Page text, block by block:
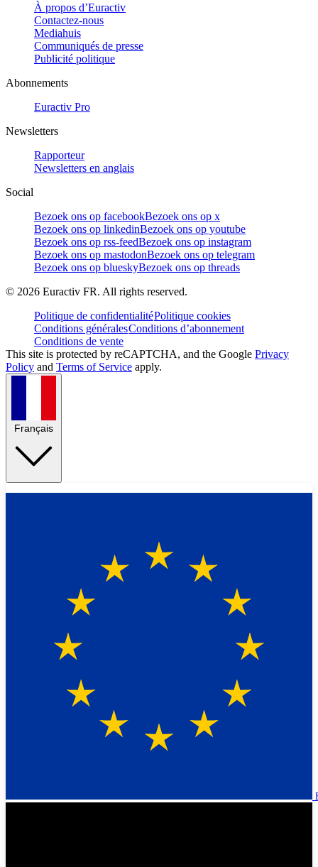
À propos d’Euractiv
Contactez-nous
Mediahuis
Communiqués de presse
Publicité politique
Abonnements
Euractiv Pro
Newsletters
Rapporteur
Newsletters en anglais
Social
Bezoek ons op facebookBezoek ons op x
Bezoek ons op linkedinBezoek ons op youtube
Bezoek ons op rss-feedBezoek ons op instagram
Bezoek ons op mastodonBezoek ons op telegram
Bezoek ons op blueskyBezoek ons op threads
© 2026 Euractiv FR. All rights reserved.
Politique de confidentialitéPolitique cookies
Conditions généralesConditions d’abonnement
Conditions de vente
This site is protected by reCAPTCHA, and the Google Privacy
Policy and Terms of Service apply.
Français